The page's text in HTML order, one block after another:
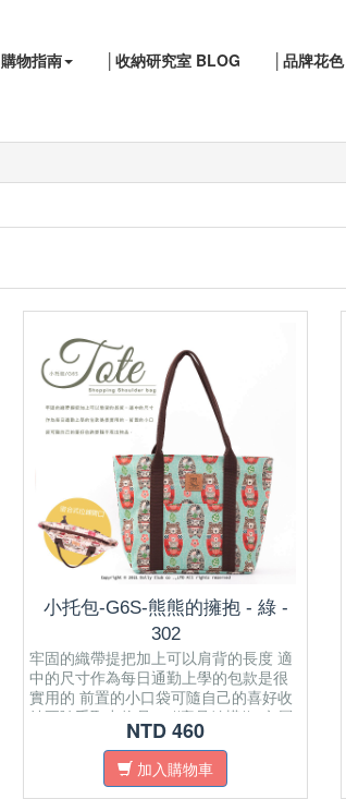
│購物指南 │收納研究室 BLOG │品牌花色
小托包-G6S-熊熊的擁抱 - 綠 -
302
牢固的織帶提把加上可以肩背的長度 適
中的尺寸作為每日通勤上學的包款是很
實用的 前置的小口袋可隨自己的喜好收
納要隨手取出物品． //產品結構// 內層
有一個開放式內袋 ​一個拉鍊式暗袋 正面
有開放式口袋 肩帶為純棉織帶 面料材質
為防水布拉鍊密合開口 可置放A4紙
NTD 460
加入購物車